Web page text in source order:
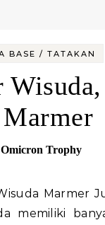
BASE / TATAKAN
Omicron Trophy
memiliki